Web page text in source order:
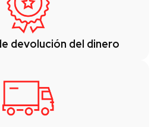
devolución del dinero